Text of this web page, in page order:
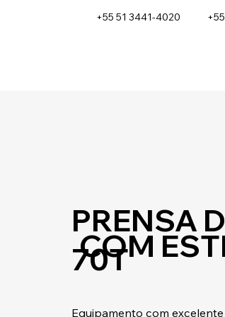
+55 51 3441-4020
Equipamento com
COM
PRENSA
70T